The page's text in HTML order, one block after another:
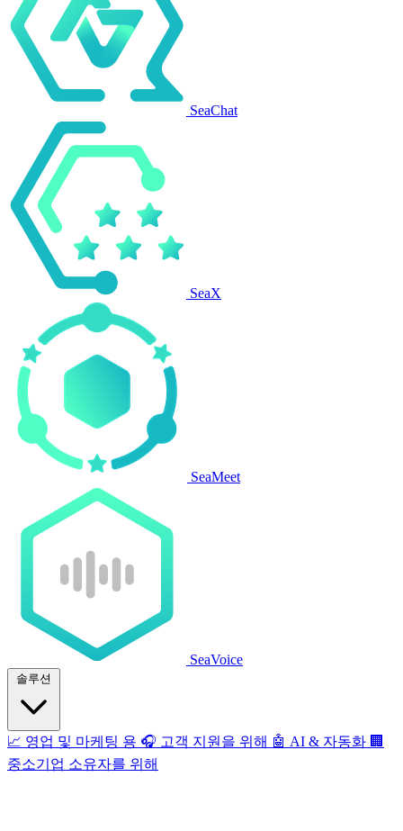
SeaChat
SeaX
SeaMeet
SeaVoice
솔루션
📈 영업 및 마케팅 용 🎧 고객 지원을 위해 🤖 AI & 자동화 🏢
중소기업 소유자를 위해